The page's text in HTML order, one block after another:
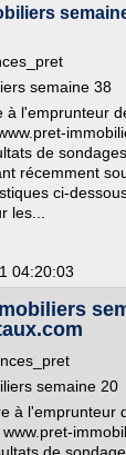
semaine 38
à l'emprunteur
de
récemment
ci-
les...
04:20:03
semaine 20
à l'emprunteur